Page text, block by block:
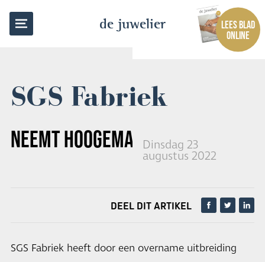
de juwelier
LEES BLAD
ONLINE
SGS Fabriek
NEEMT HOOGEMAN OVER
Dinsdag 23
augustus 2022
TERUG NAAR OVERZICHT
DEEL DIT ARTIKEL
SGS Fabriek heeft door een overname uitbreiding